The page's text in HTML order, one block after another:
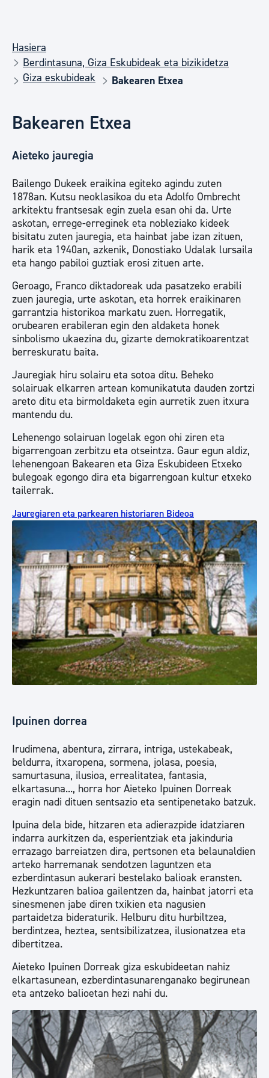
Hasiera
Berdintasuna, Giza Eskubideak eta bizikidetza
Giza eskubideak
Bakearen Etxea
Bakearen Etxea
Aieteko jauregia
Bailengo Dukeek eraikina egiteko agindu zuten
1878an. Kutsu neoklasikoa du eta Adolfo Ombrecht
arkitektu frantsesak egin zuela esan ohi da. Urte
askotan, errege-erreginek eta nobleziako kideek
bisitatu zuten jauregia, eta hainbat jabe izan zituen,
harik eta 1940an, azkenik, Donostiako Udalak lursaila
eta hango pabiloi guztiak erosi zituen arte.
Geroago, Franco diktadoreak uda pasatzeko erabili
zuen jauregia, urte askotan, eta horrek eraikinaren
garrantzia historikoa markatu zuen. Horregatik,
orubearen erabileran egin den aldaketa honek
sinbolismo ukaezina du, gizarte demokratikoarentzat
berreskuratu baita.
Jauregiak hiru solairu eta sotoa ditu. Beheko
solairuak elkarren artean komunikatuta dauden zortzi
areto ditu eta birmoldaketa egin aurretik zuen itxura
mantendu du.
Lehenengo solairuan logelak egon ohi ziren eta
bigarrengoan zerbitzu eta otseintza. Gaur egun aldiz,
lehenengoan Bakearen eta Giza Eskubideen Etxeko
bulegoak egongo dira eta bigarrengoan kultur etxeko
tailerrak.
Jauregiaren eta parkearen historiaren Bideoa
Ipuinen dorrea
Irudimena, abentura, zirrara, intriga, ustekabeak,
beldurra, itxaropena, sormena, jolasa, poesia,
samurtasuna, ilusioa, errealitatea, fantasia,
elkartasuna..., horra hor Aieteko Ipuinen Dorreak
eragin nadi dituen sentsazio eta sentipenetako batzuk.
Ipuina dela bide, hitzaren eta adierazpide idatziaren
indarra aurkitzen da, esperientziak eta jakinduria
errazago barreiatzen dira, pertsonen eta belaunaldien
arteko harremanak sendotzen laguntzen eta
ezberdintasun aukerari bestelako balioak eransten.
Hezkuntzaren balioa gailentzen da, hainbat jatorri eta
sinesmenen jabe diren txikien eta nagusien
partaidetza bideraturik. Helburu ditu hurbiltzea,
berdintzea, heztea, sentsibilizatzea, ilusionatzea eta
dibertitzea.
Aieteko Ipuinen Dorreak giza eskubideetan nahiz
elkartasunean, ezberdintasunarenganako begirunean
eta antzeko balioetan hezi nahi du.